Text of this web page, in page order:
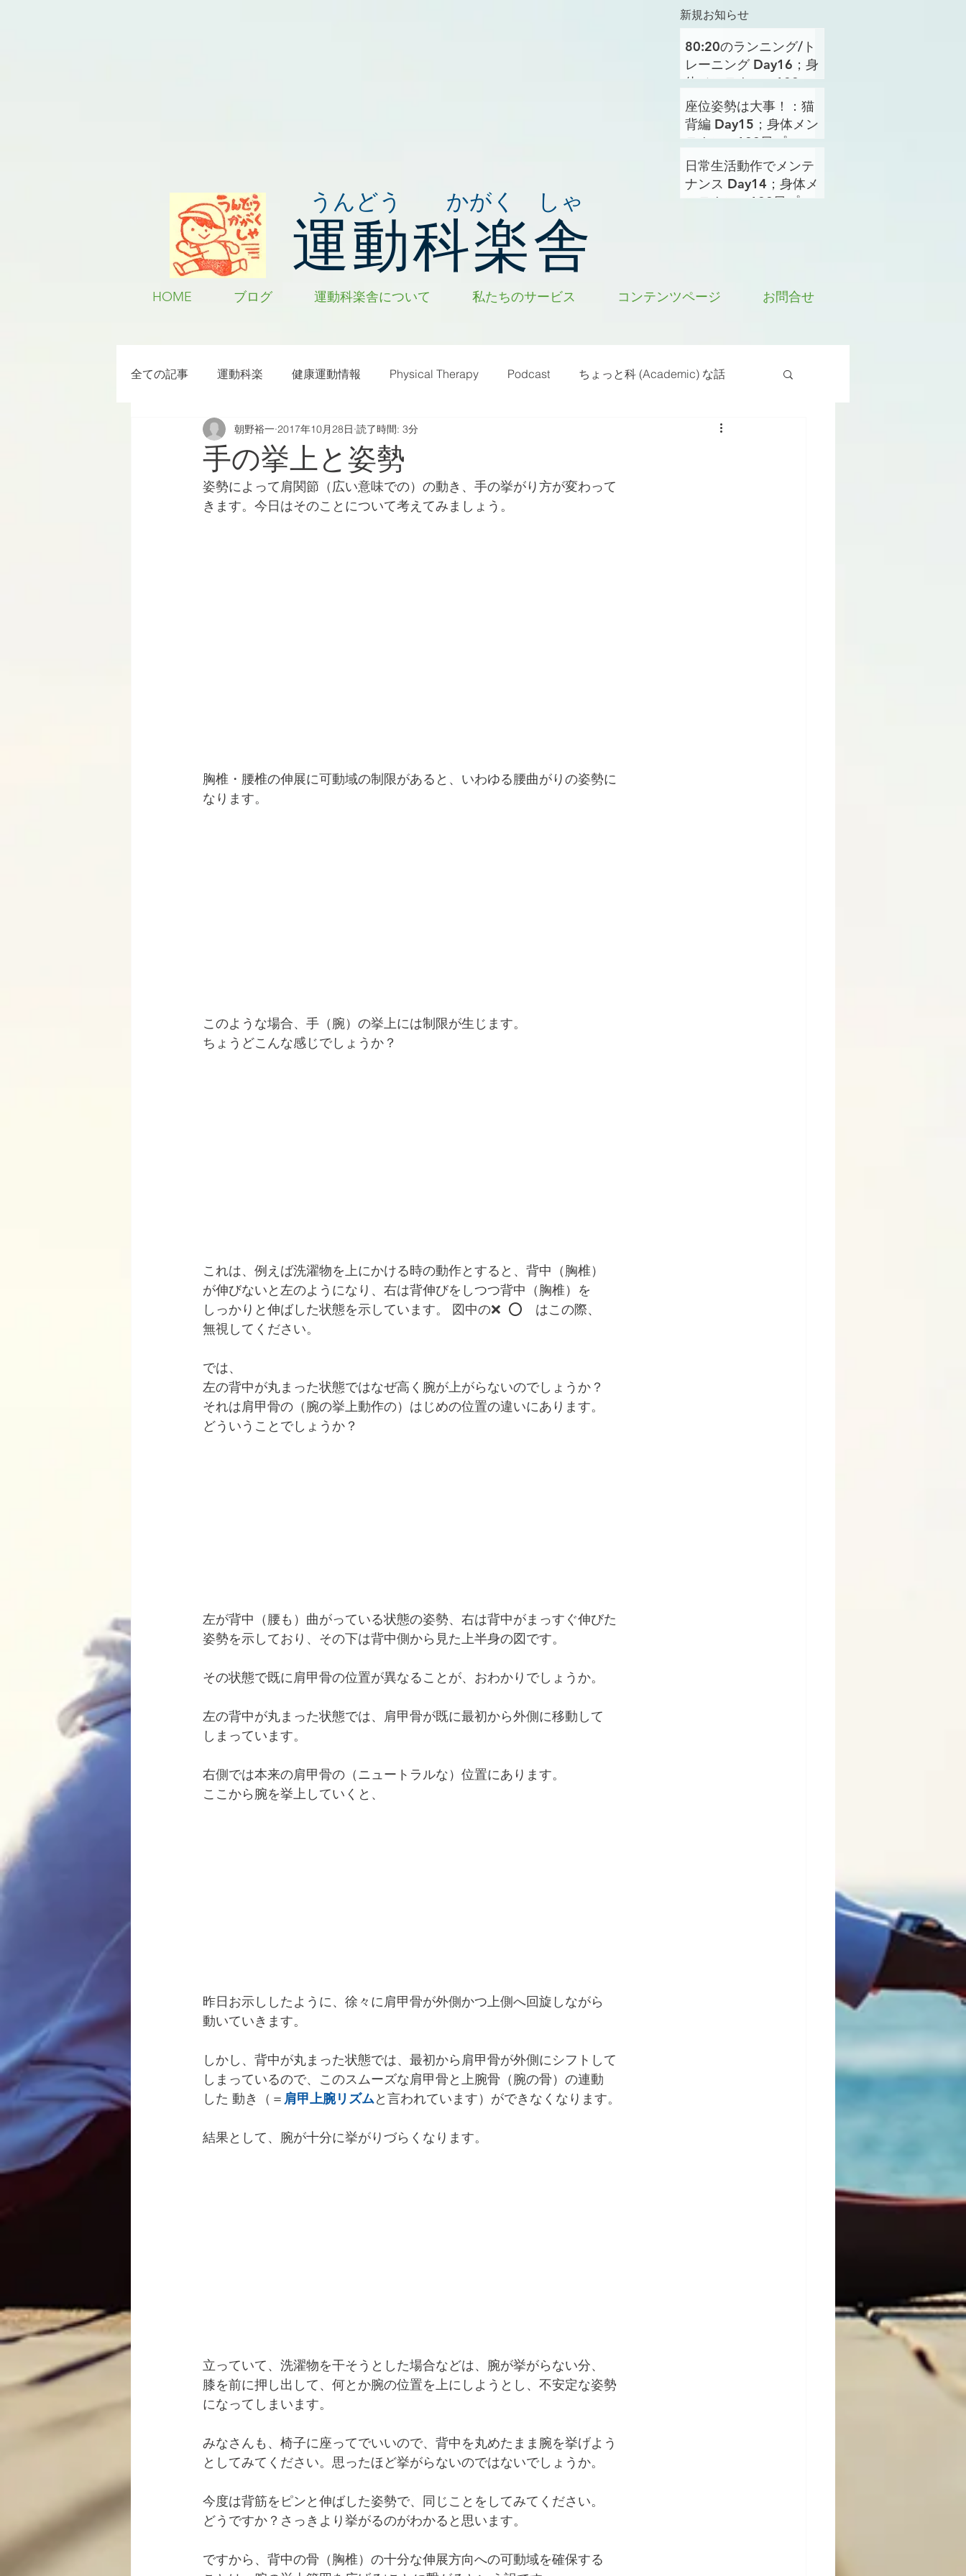
新規お知らせ
うんどう かがく しゃ
運動科楽舎
80:20のランニング/ト
レーニング Day16；身
体メンテナンス100日
プロジェクト
座位姿勢は大事！：猫
背編 Day15；身体メン
テナンス100日プロジ
ェクト
日常生活動作でメンテ
ナンス Day14；身体メ
ンテナンス100日プロ
HOME ブログ 運動科楽舎について 私たちのサービス コンテンツページ お問合せ
全ての記事 運動科楽 健康運動情報 Physical Therapy Podcast ちょっと科 (Academic) な話
ちょっと楽 (Entertainment) な話 雑感その他
RWC2019 ラグビー カラダフリー 身体運動 姿勢 バランス
手の挙上と姿勢
朝野裕一 2017年10月28日 読了時間: 3分
姿勢によって肩関節（広い意味での）の動き、手の挙がり方が変わって
きます。今日はそのことについて考えてみましょう。
胸椎・腰椎の伸展に可動域の制限があると、いわゆる腰曲がりの姿勢に
なります。
このような場合、手（腕）の挙上には制限が生じます。
ちょうどこんな感じでしょうか？
これは、例えば洗濯物を上にかける時の動作とすると、背中（胸椎）
が伸びないと左のようになり、右は背伸びをしつつ背中（胸椎）を
しっかりと伸ばした状態を示しています。 図中の❌  ⭕️　はこの際、
無視してください。
では、
左の背中が丸まった状態ではなぜ高く腕が上がらないのでしょうか？
それは肩甲骨の（腕の挙上動作の）はじめの位置の違いにあります。
どういうことでしょうか？
左が背中（腰も）曲がっている状態の姿勢、右は背中がまっすぐ伸びた
姿勢を示しており、その下は背中側から見た上半身の図です。
その状態で既に肩甲骨の位置が異なることが、おわかりでしょうか。
左の背中が丸まった状態では、肩甲骨が既に最初から外側に移動して
しまっています。
右側では本来の肩甲骨の（ニュートラルな）位置にあります。
ここから腕を挙上していくと、
昨日お示ししたように、徐々に肩甲骨が外側かつ上側へ回旋しながら
動いていきます。
しかし、背中が丸まった状態では、最初から肩甲骨が外側にシフトして
しまっているので、このスムーズな肩甲骨と上腕骨（腕の骨）の連動
した 動き（＝ 肩甲上腕リズムと言われています）ができなくなります。
結果として、腕が十分に挙がりづらくなります。
立っていて、洗濯物を干そうとした場合などは、腕が挙がらない分、
膝を前に押し出して、何とか腕の位置を上にしようとし、不安定な姿勢
になってしまいます。
みなさんも、椅子に座ってでいいので、背中を丸めたまま腕を挙げよう
としてみてください。思ったほど挙がらないのではないでしょうか。
今度は背筋をピンと伸ばした姿勢で、同じことをしてみてください。
どうですか？さっきより挙がるのがわかると思います。
ですから、背中の骨（胸椎）の十分な伸展方向への可動域を確保する